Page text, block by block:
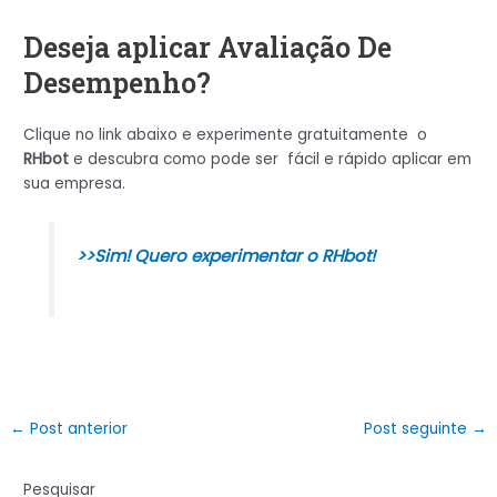
Deseja aplicar Avaliação De
Desempenho?
Clique no link abaixo e experimente gratuitamente o
RHbote descubra como pode ser fácil e rápido aplicar em
sua empresa.
>>Sim! Quero experimentar o RHbot!
← Post anterior Post seguinte →
Pesquisar